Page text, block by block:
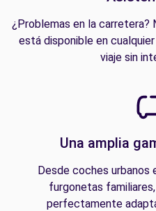
¿Problemas en la
está disponible en
viaje sin
Una amplia
Desde coches urbanos
furgonetas
perfectamente